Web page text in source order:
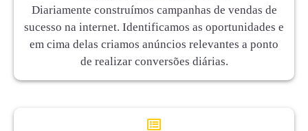
Diariamente construímos campanhas de vendas de
sucesso na internet. Identificamos as oportunidades e
em cima delas criamos anúncios relevantes a ponto
de realizar conversões diárias.